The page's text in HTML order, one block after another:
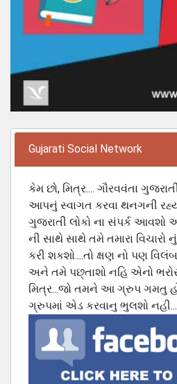
Gujarati Social Network
કેમ છો, મિત્ર.... ગૌરવવંતા
આપનું સ્વાગત કરવા થનગની
ગુજરાતી લોકો ના સંપર્ક આવશો
ની સાથે સાથે તમે તમારા
કરી શકશો....તો ક્ષણ નો પણ
અને તમે પછ્તાશો નહિ એનો
મિત્ર...જો તમને આ ગ્રુપ ગમતુ
ગ્રુપમાં એડ કરવાનુ ભુલશો